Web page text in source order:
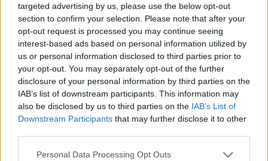
targeted advertising by us, please use the below opt-out
section to confirm your selection. Please note that after your
opt-out request is processed you may continue seeing
interest-based ads based on personal information utilized by
us or personal information disclosed to third parties prior to
your opt-out. You may separately opt-out of the further
disclosure of your personal information by third parties on the
IAB’s list of downstream participants. This information may
also be disclosed by us to third parties on the IAB’s List of
Downstream Participants that may further disclose it to other
Please note that this website/app uses one or more Google
Personal Data Processing Opt Outs